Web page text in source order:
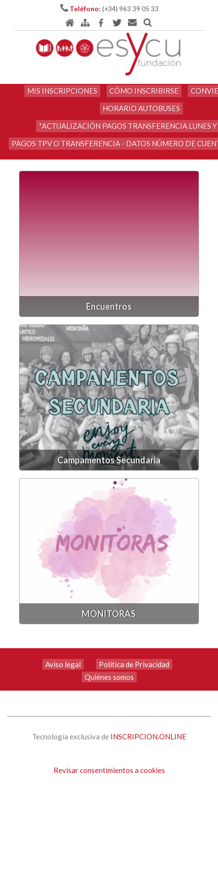
Teléfono: (+34) 963 39 05 33
MIS INSCRIPCIONES CÓMO INSCRIBIRSE
HORARIO AUTOBUSES
*ACTUALIZACIÓN PAGOS TRANSFERENCIA LUNES Y
PAGOS TPV O TRANSFERENCIA - DATOS NÚMERO DE
Encuentros
Campamentos Secundaria
MONITORAS
Aviso legal Política de Privacidad
Quiénes somos
Tecnología exclusiva de INSCRIPCION.ONLINE
Revisar consentimientos a cookies